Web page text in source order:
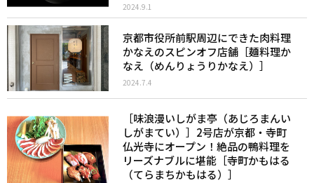
2024.9.1
京都市役所前駅周辺にできた肉料理
かなえのスピンオフ店舗［麺料理か
なえ（めんりょうりかなえ）］
2024.7.4
［味浪漫いしがま亭（あじろまんい
しがまてい）］2号店が京都・寺町
仏光寺にオープン！絶品の鴨料理を
リーズナブルに堪能［寺町かもはる
（てらまちかもはる）］